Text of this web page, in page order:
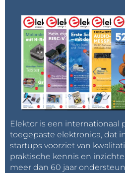
programmacommissie
augustus 2025. Meer
presentatiemogelijkheden,
indienen van abstracts is te
webpaginaShowcase Your
Alle geaccepteerde
aanmerking voor de
en Best Poster awards. Na
geaccepteerde werken
proceedings op de COMSOL-
Elektor is een internationaal
toegepaste elektronica, dat
startups voorziet van
praktische kennis en
meer dan 60 jaar